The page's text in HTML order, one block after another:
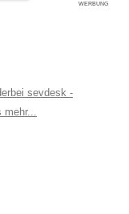
WERBUNG
sevdesk -
mehr...